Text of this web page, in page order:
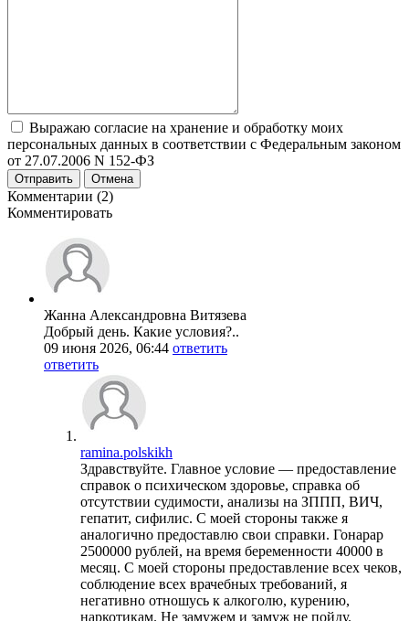
Выражаю согласие на хранение и обработку моих
персональных данных в соответствии с Федеральным законом
от 27.07.2006 N 152-ФЗ
Отправить Отмена
Комментарии (2)
Комментировать
Жанна Александровна Витязева
Добрый день. Какие условия?..
09 июня 2026, 06:44 ответить
ответить
ramina.polskikh
Здравствуйте. Главное условие — предоставление
справок о психическом здоровье, справка об
отсутствии судимости, анализы на ЗППП, ВИЧ,
гепатит, сифилис. С моей стороны также я
аналогично предоставлю свои справки. Гонарар
2500000 рублей, на время беременности 40000 в
месяц. С моей стороны предоставление всех чеков,
соблюдение всех врачебных требований, я
негативно отношусь к алкоголю, курению,
наркотикам. Не замужем и замуж не пойду.